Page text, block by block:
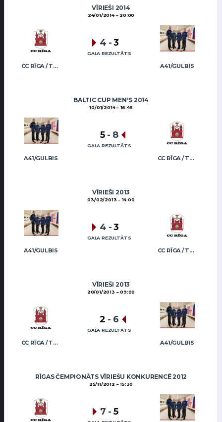
VĪRIEŠI 2014
24/01/2014 20:00
CC RĪGA / TRUKŠĀNS A41/GULBIS
4 -3
GALA REZULTĀTS
BALTIC CUP MEN'S 2014
10/01/2014 16:45
A41/GULBIS CC RĪGA / TRUKŠĀNS
5 - 8
GALA REZULTĀTS
VĪRIEŠI 2013
03/02/2013 14:00
A41/GULBIS CC RĪGA / TRUKŠĀNS
4 -3
GALA REZULTĀTS
VĪRIEŠI 2013
20/01/2013 09:00
CC RĪGA / TRUKŠĀNS A41/GULBIS
2 - 6
GALA REZULTĀTS
RĪGAS ČEMPIONĀTS VĪRIEŠU KONKURENCĒ 2012
25/11/2012 15:30
7 - 5